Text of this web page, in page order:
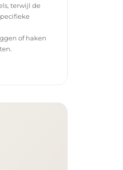
terwijl de
of haken